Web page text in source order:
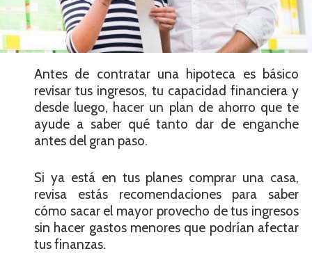
Antes de contratar una hipoteca es básico
revisar tus ingresos, tu capacidad financiera y
desde luego, hacer un plan de ahorro que te
ayude a saber qué tanto dar de enganche
antes del gran paso.
Si ya está en tus planes comprar una casa,
revisa estás recomendaciones para saber
cómo sacar el mayor provecho de tus ingresos
sin hacer gastos menores que podrían afectar
tus finanzas.